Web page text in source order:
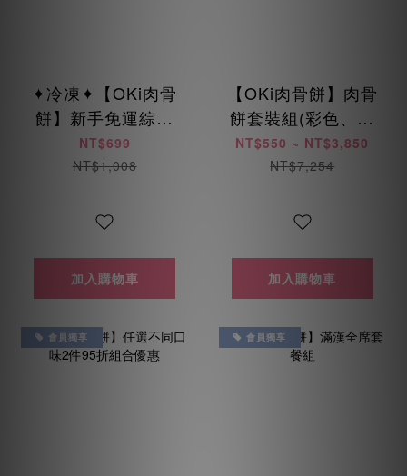
✦冷凍✦【OKi肉骨
餅】新手免運綜合
包(免運優惠每人限
用乙次)
NT$699
NT$1,008
加入購物車
【OKi肉骨餅】肉骨
餅套裝組(彩色、低
脂、低敏、海陸、
美膚鳥)
NT$550 ~ NT$3,850
NT$7,254
加入購物車
會員獨享 會員獨享